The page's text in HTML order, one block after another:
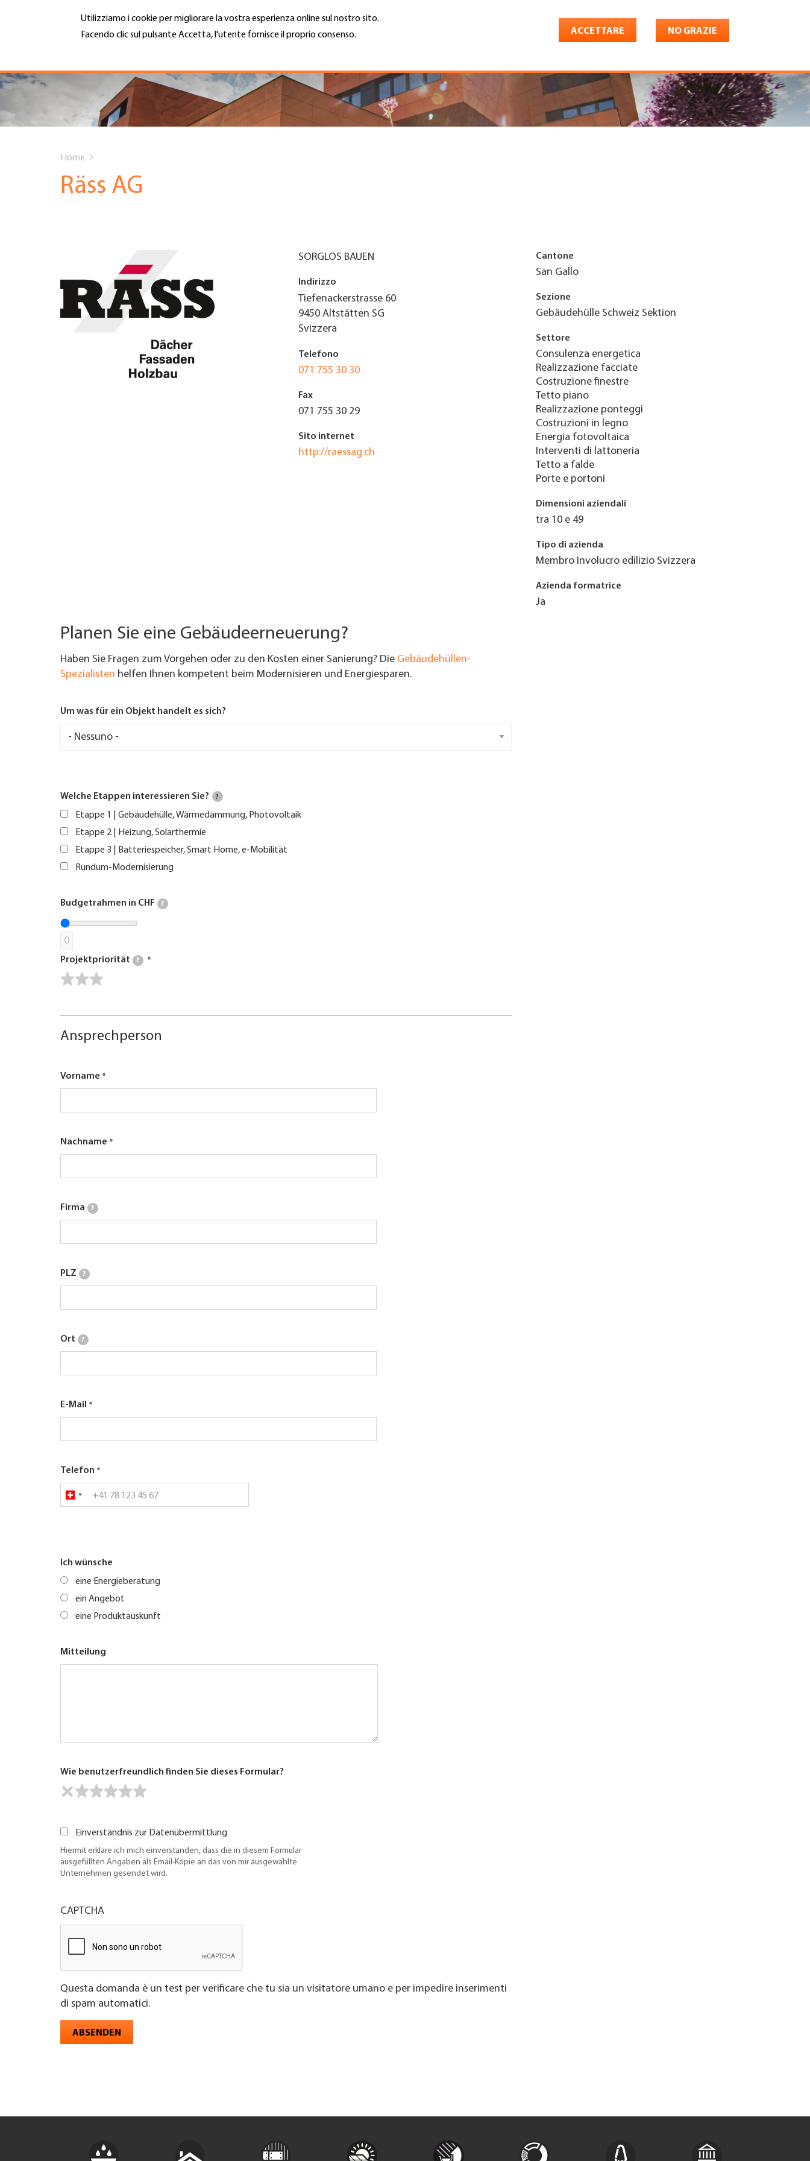
Utilizziamo i cookie per migliorare la vostra esperienza online sul nostro sito.
Facendo clic sul pulsante Accetta, l'utente fornisce il proprio consenso.
ACCETTARE NO GRAZIE
Hauptnavigation
CHI SIAMO
SERVIZI
TROVARE AZIENDA
MENU Cerca
Top
Menu
are
Home
Räss AG
SORGLOS BAUEN
Indirizzo
Tiefenackerstrasse 60
9450 Altstätten SG
Svizzera
Telefono
071 755 30 30
Fax
071 755 30 29
Sito internet
http://raessag.ch
Cantone
San Gallo
Sezione
Gebäudehülle Schweiz Sektion
Settore
Consulenza energetica
Realizzazione facciate
Costruzione finestre
Tetto piano
Realizzazione ponteggi
Costruzioni in legno
Energia fotovoltaica
Interventi di lattoneria
Tetto a falde
Porte e portoni
Dimensioni aziendali
tra 10 e 49
Tipo di azienda
Membro Involucro edilizio Svizzera
Azienda formatrice
Ja
Planen Sie eine Gebäudeerneuerung?
Haben Sie Fragen zum Vorgehen oder zu den Kosten einer Sanierung? Die Gebäudehüllen-
Spezialisten helfen Ihnen kompetent beim Modernisieren und Energiesparen.
Um was für ein Objekt handelt es sich?
Welche Etappen interessieren Sie? ?
Etappe 1 | Gebäudehülle, Wärmedämmung, Photovoltaik
Etappe 2 | Heizung, Solarthermie
Etappe 3 | Batteriespeicher, Smart Home, e-Mobilität
Rundum-Modernisierung
Budgetrahmen in CHF ?
0
Projektpriorität ?
Ansprechperson
Vorname
Nachname
Firma ?
PLZ ?
Ort ?
E-Mail
Telefon
Ich wünsche
eine Energieberatung
ein Angebot
eine Produktauskunft
Mitteilung
Wie benutzerfreundlich finden Sie dieses Formular?
Einverständnis zur Datenübermittlung
Hiermit erkläre ich mich einverstanden, dass die in diesem Formular
ausgefüllten Angaben als Email-Kopie an das von mir ausgewählte
Unternehmen gesendet wird.
CAPTCHA
Questa domanda è un test per verificare che tu sia un visitatore umano e per impedire inserimenti
di spam automatici.
ABSENDEN